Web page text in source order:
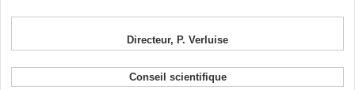
Directeur, P. Verluise
Conseil scientifique